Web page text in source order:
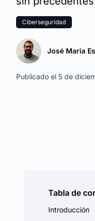
Ciberseguridad
José Maria
Publicado el 5 de
Tabla de
Introducción